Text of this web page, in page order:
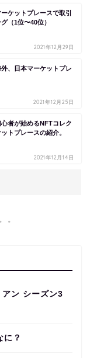
ケットプレースで取引
（1位〜40位）
2021年12月29日
、日本マーケットプレ
2021年12月25日
心者が始めるNFTコレク
トプレースの紹介。
2021年12月14日
ン シーズン3
？